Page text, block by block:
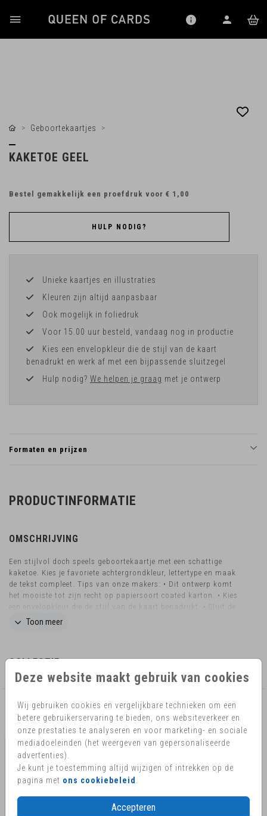
Deze website maakt gebruik van cookies
Wij gebruiken cookies en vergelijkbare technieken om een
betere gebruikerservaring te bieden, ons websiteverkeer en
onze prestaties te analyseren en voor marketing- en sociale
mediadoeleinden (het weergeven van gepersonaliseerde
advertenties).
Je kunt je toestemming altijd wijzigen of intrekken op de
pagina met ons cookiebeleid
Accepteren
Geboortekaartjes
KAKETOE GEEL
Bestel gemakkelijk een proefdruk voor € 1,00
HULP NODIG?
Unieke kaartjes en illustraties
Kleuren zijn altijd aanpasbaar
Ook mogelijk in foliedruk
Voor 15.00 uur besteld, vandaag nog in productie
Kies een envelopkleur die de stijl van de kaart
benadrukt en werk af met een bijpassende sluitzegel
Hulp nodig? We helpen je graag met je ontwerp
Formaten en prijzen
PRODUCTINFORMATIE
OMSCHRIJVING
Een stijlvol doch speels geboortekaartje met een schattige
kaketoe. Kies je favoriete achtergrondkleur, lettertype en maak
de tekst compleet. Tips van onze makers: • Dit ontwerp komt
het mooiste tot zijn recht op papiersoort coated karton. • Kies
een envelopkleur die de stijl van de kaart benadrukt. • Sluit de
envelop met een bijpassende sluitzegel. Wil je dit design in een
Toon meer
COLLECTIE
AANBEVOLEN